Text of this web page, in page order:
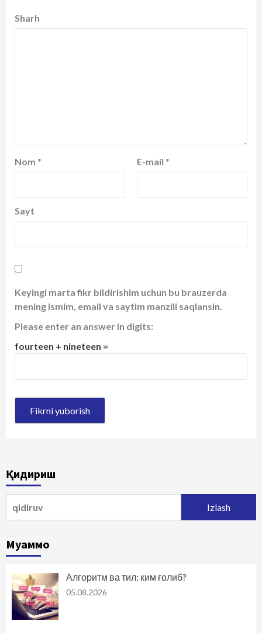
Sharh
Nom * E-mail *
Sayt
Keyingi marta fikr bildirishim uchun bu brauzerda
mening ismim, email va saytim manzili saqlansin.
Please enter an answer in digits:
fourteen + nineteen =
Қидириш
Муаммо
Алгоритм ва тил: ким ғолиб?
05.08.2026